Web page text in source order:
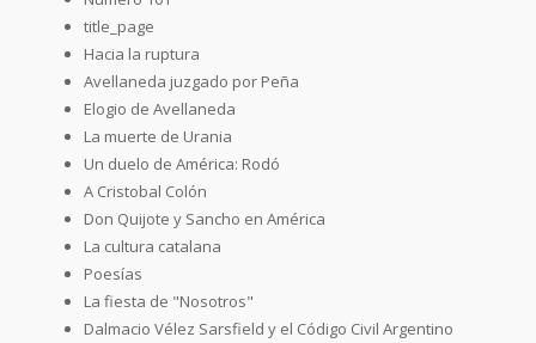
title_page
Hacia la ruptura
Avellaneda juzgado por Peña
Elogio de Avellaneda
La muerte de Urania
Un duelo de América: Rodó
A Cristobal Colón
Don Quijote y Sancho en América
La cultura catalana
Poesías
La fiesta de "Nosotros"
Dalmacio Vélez Sarsfield y el Código Civil Argentino